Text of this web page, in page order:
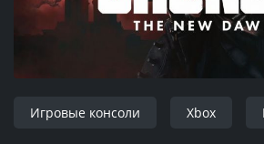
Игровые консоли Xbox